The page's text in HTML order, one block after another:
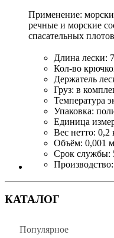
Применение:
речные и морские
спасательных
Длина лески:
Кол-во
Держатель
Груз: в
Температура
Упаковка:
Единица
Вес нетто: 0,2
Объём: 0,001
Срок службы:
КАТАЛОГ
Популярное